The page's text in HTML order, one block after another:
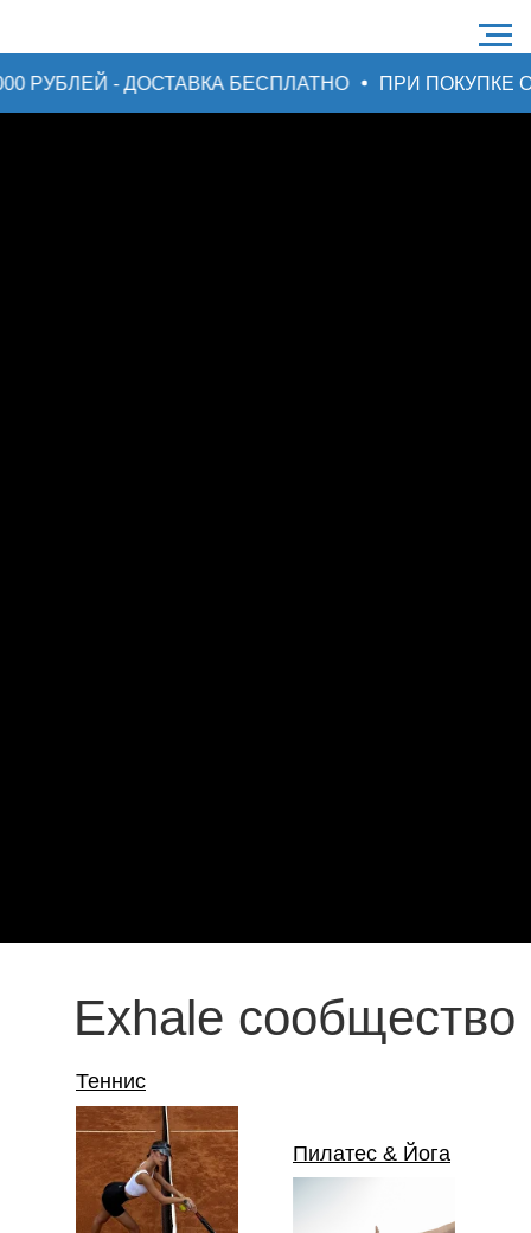
РУБЛЕЙ - ДОСТАВКА БЕСПЛАТНО ПРИ ПОКУПКЕ ОТ
Exhale сообщество
Теннис
Пилатес & Йога